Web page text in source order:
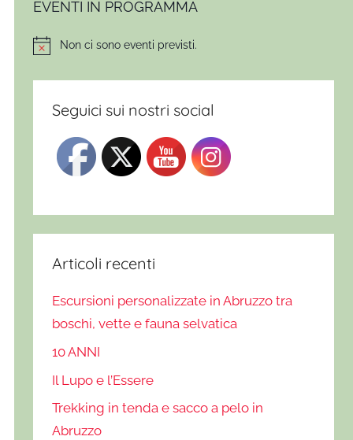
EVENTI IN PROGRAMMA
NoticeNon ci sono eventi previsti.
Seguici sui nostri social
Articoli recenti
Escursioni personalizzate in Abruzzo tra
boschi, vette e fauna selvatica
10 ANNI
Il Lupo e l’Essere
Trekking in tenda e sacco a pelo in
Abruzzo